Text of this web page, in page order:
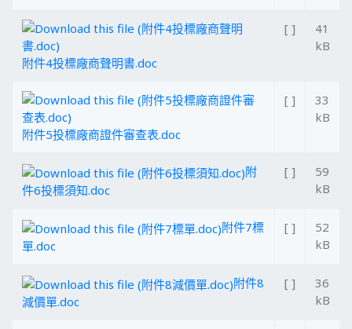
附件4投標廠商聲明書.doc
[ ]
41
kB
附件5投標廠商證件審查表.doc
[ ]
33
kB
附
件6投標須知.doc
[ ]
59
kB
附件7標
單.doc
[ ]
52
kB
附件8
減價單.doc
[ ]
36
kB